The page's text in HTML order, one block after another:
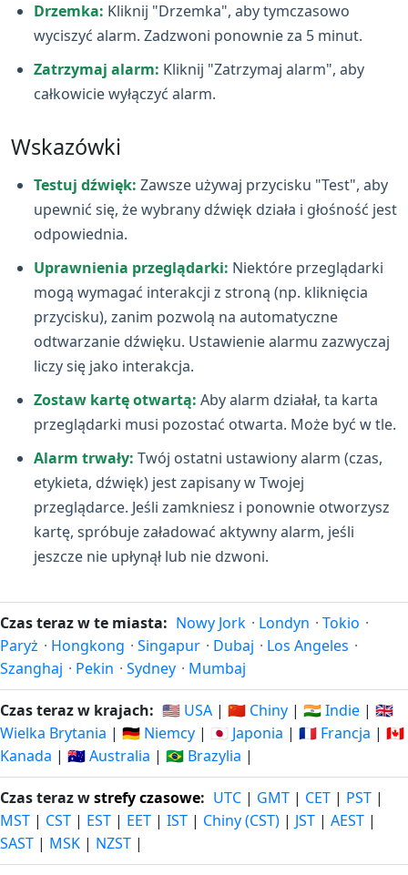
Drzemka: Kliknij "Drzemka", aby tymczasowo
wyciszyć alarm. Zadzwoni ponownie za 5 minut.
Zatrzymaj alarm: Kliknij "Zatrzymaj alarm", aby
całkowicie wyłączyć alarm.
Wskazówki
Testuj dźwięk: Zawsze używaj przycisku "Test", aby
upewnić się, że wybrany dźwięk działa i głośność jest
odpowiednia.
Uprawnienia przeglądarki: Niektóre przeglądarki
mogą wymagać interakcji z stroną (np. kliknięcia
przycisku), zanim pozwolą na automatyczne
odtwarzanie dźwięku. Ustawienie alarmu zazwyczaj
liczy się jako interakcja.
Zostaw kartę otwartą: Aby alarm działał, ta karta
przeglądarki musi pozostać otwarta. Może być w tle.
Alarm trwały: Twój ostatni ustawiony alarm (czas,
etykieta, dźwięk) jest zapisany w Twojej
przeglądarce. Jeśli zamkniesz i ponownie otworzysz
kartę, spróbuje załadować aktywny alarm, jeśli
jeszcze nie upłynął lub nie dzwoni.
Czas teraz w te miasta: Nowy Jork · Londyn · Tokio ·
Paryż · Hongkong · Singapur · Dubaj · Los Angeles ·
Szanghaj · Pekin · Sydney · Mumbaj
Czas teraz w krajach: 🇺🇸 USA | 🇨🇳 Chiny | 🇮🇳 Indie | 🇬🇧
Wielka Brytania | 🇩🇪 Niemcy | 🇯🇵 Japonia | 🇫🇷 Francja | 🇨🇦
Kanada | 🇦🇺 Australia | 🇧🇷 Brazylia |
Czas teraz wstrefy czasowe: UTC | GMT | CET | PST |
MST | CST | EST | EET | IST | Chiny (CST) | JST | AEST |
SAST | MSK | NZST |